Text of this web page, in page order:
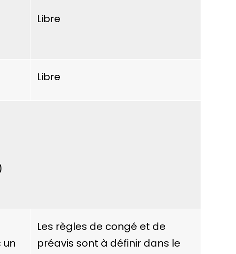
Libre
Libre
un
Les règles de congé et de
préavis sont à définir dans le